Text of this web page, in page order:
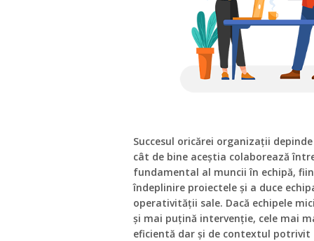
Succesul oricărei organizații
cât de bine aceștia colaborează
fundamental al muncii în echipă,
îndeplinire proiectele și a duce
operativității sale. Dacă echipele
și mai puțină intervenție, cele mai
eficientă dar și de contextul potrivit